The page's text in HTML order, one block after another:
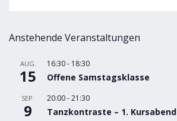
Anstehende Veranstaltungen
AUG.
15
16:30- 18:30
Offene Samstagsklasse
SEP.
9
20:00-21:30
Tanzkontraste – 1. Kursabend